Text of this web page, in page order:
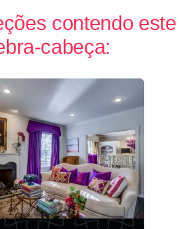
contendo este
cabeça: